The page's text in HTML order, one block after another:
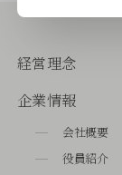
経営理念
企業情報
会社概要
役員紹介